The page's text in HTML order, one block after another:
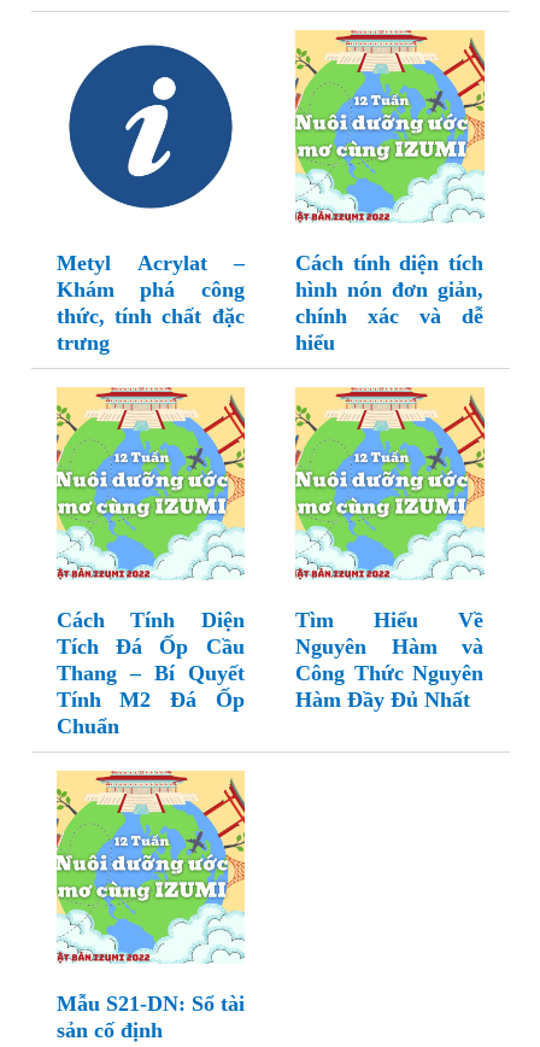
Metyl Acrylat –
Khám phá công
thức, tính chất đặc
trưng
Cách tính diện tích
hình nón đơn giản,
chính xác và dễ
hiểu
Cách Tính Diện
Tích Đá Ốp Cầu
Thang – Bí Quyết
Tính M2 Đá Ốp
Chuẩn
Tìm Hiểu Về
Nguyên Hàm và
Công Thức Nguyên
Hàm Đầy Đủ Nhất
Mẫu S21-DN: Sổ tài
sản cố định